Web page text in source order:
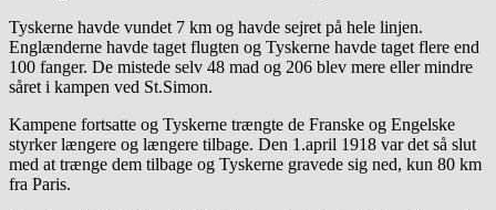
Tyskerne havde vundet 7 km og havde sejret på hele linjen.
Englænderne havde taget flugten og Tyskerne havde taget flere end
100 fanger. De mistede selv 48 mad og 206 blev mere eller mindre
såret i kampen ved St.Simon.
Kampene fortsatte og Tyskerne trængte de Franske og Engelske
styrker længere og længere tilbage. Den 1.april 1918 var det så slut
med at trænge dem tilbage og Tyskerne gravede sig ned, kun 80 km
fra Paris.